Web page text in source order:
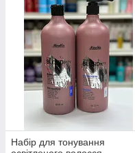
Набір для тонування